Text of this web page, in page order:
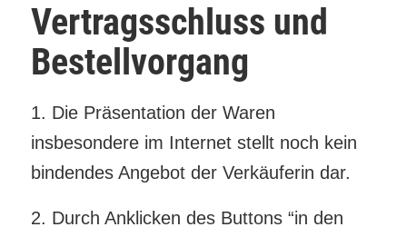
Vertragsschluss und
Bestellvorgang
1. Die Präsentation der Waren
insbesondere im Internet stellt noch kein
bindendes Angebot der Verkäuferin dar.
2. Durch Anklicken des Buttons “in den